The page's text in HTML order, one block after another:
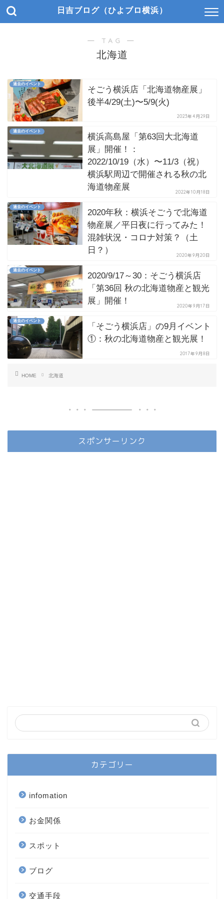
日吉ブログ（ひよブロ横浜）
― TAG ―
北海道
過去のイベント
そごう横浜店「北海道物産展」
後半4/29(土)〜5/9(火)
2023年4月29日
過去のイベント
横浜高島屋「第63回大北海道
展」開催！：
2022/10/19（水）〜11/3（祝）
横浜駅周辺で開催される秋の北
海道物産展
2022年10月18日
過去のイベント
2020年秋：横浜そごうで北海道
物産展／平日夜に行ってみた！
混雑状況・コロナ対策？（土
日？）
2020年9月20日
過去のイベント
2020/9/17～30：そごう横浜店
「第36回 秋の北海道物産と観光
展」開催！
2020年9月17日
過去のイベント
「そごう横浜店」の9月イベント
①：秋の北海道物産と観光展！
2017年9月8日
HOME 北海道
スポンサーリンク
カテゴリー
infomation
お金関係
スポット
ブログ
交通手段